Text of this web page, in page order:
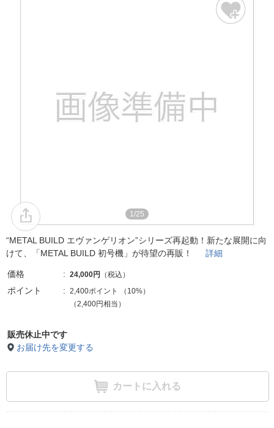
1/25
“METAL BUILD エヴァンゲリオン”シリーズ再起動！新たな展開に向
けて、「METAL BUILD 初号機」が待望の再販！ 詳細
価格 24,000円 （税込）
ポイント 2,400ポイント （ 10%）
（2,400円相当）
販売休止中です
お届け先を変更する
カートに入れる